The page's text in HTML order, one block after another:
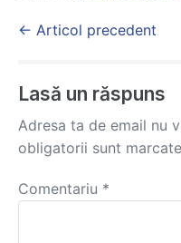
Post
← Articol precedent
Lasă un răspuns
Adresa ta de email nu
obligatorii sunt
Comentariu *